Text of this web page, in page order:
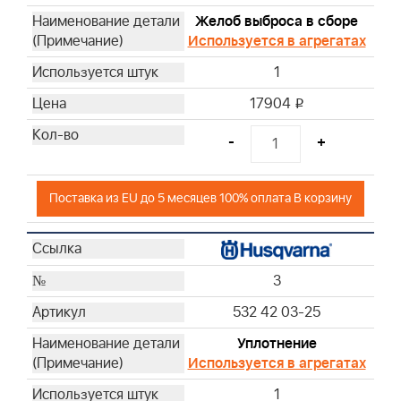
Желоб выброса в сборе
Используется в агрегатах
1
17904 i
- +
Поставка из EU до 5 месяцев 100% оплата В корзину
3
532 42 03-25
Уплотнение
Используется в агрегатах
1